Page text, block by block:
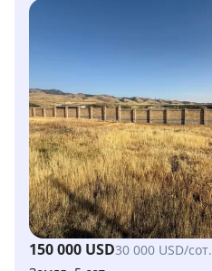
150 000 USD30 000 USD/сот.